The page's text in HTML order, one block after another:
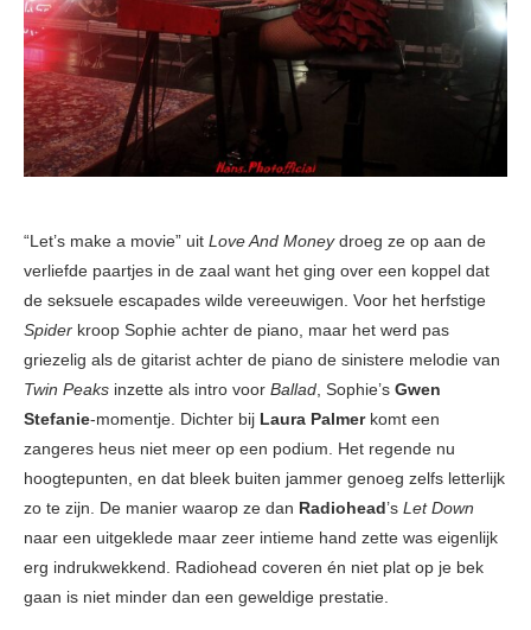
“Let’s make a movie” uit Love And Moneydroeg ze op aan de
verliefde paartjes in de zaal want het ging over een koppel dat
de seksuele escapades wilde vereeuwigen. Voor het herfstige
Spider kroop Sophie achter de piano, maar het werd pas
griezelig als de gitarist achter de piano de sinistere melodie van
Twin Peaks inzette als intro voor Ballad, Sophie’s Gwen
Stefanie-momentje. Dichter bij Laura Palmerkomt een
zangeres heus niet meer op een podium. Het regende nu
hoogtepunten, en dat bleek buiten jammer genoeg zelfs letterlijk
zo te zijn. De manier waarop ze dan Radiohead’s Let Down
naar een uitgeklede maar zeer intieme hand zette was eigenlijk
erg indrukwekkend. Radiohead coveren én niet plat op je bek
gaan is niet minder dan een geweldige prestatie.